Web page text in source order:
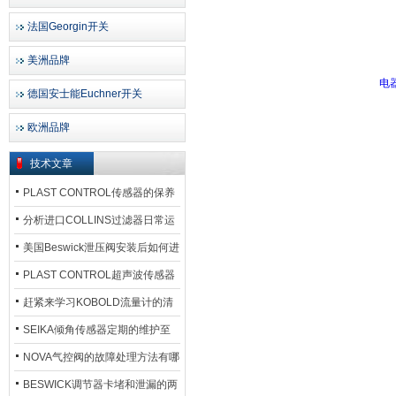
法国Georgin开关
美洲品牌
德国安士能Euchner开关
欧洲品牌
技术文章
PLAST CONTROL传感器的保养
方法
分析进口COLLINS过滤器日常运
行排污步骤
美国Beswick泄压阀安装后如何进
行调试?
PLAST CONTROL超声波传感器
工作原理了解吗？
赶紧来学习KOBOLD流量计的清
洗流程吧
SEIKA倾角传感器定期的维护至
关重要
NOVA气控阀的故障处理方法有哪
些？
BESWICK调节器卡堵和泄漏的两